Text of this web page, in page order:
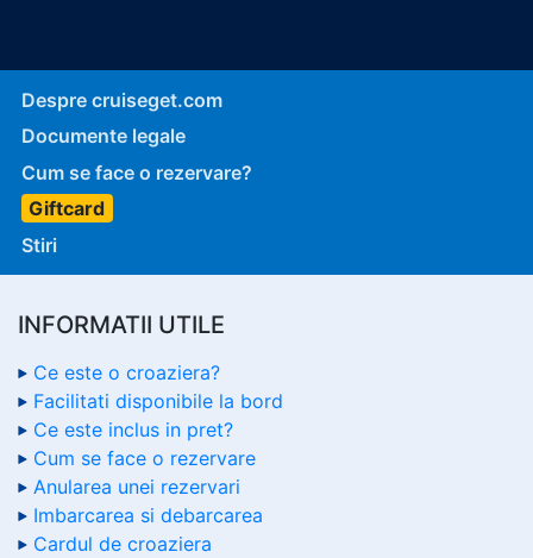
Despre cruiseget.com
Documente legale
Cum se face o rezervare?
Giftcard
Stiri
INFORMATII UTILE
Ce este o croaziera?
Facilitati disponibile la bord
Ce este inclus in pret?
Cum se face o rezervare
Anularea unei rezervari
Imbarcarea si debarcarea
Cardul de croaziera